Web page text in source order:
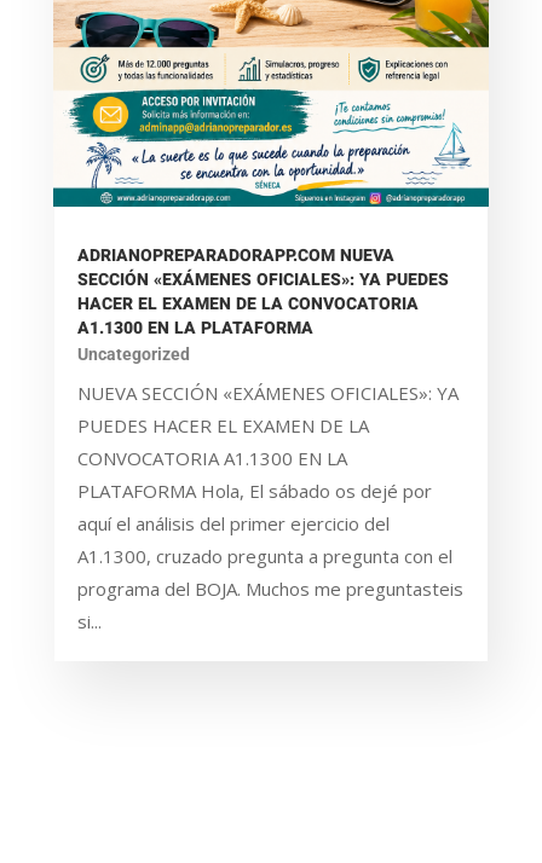
ADRIANOPREPARADORAPP.COM NUEVA
SECCIÓN «EXÁMENES OFICIALES»: YA PUEDES
HACER EL EXAMEN DE LA CONVOCATORIA
A1.1300 EN LA PLATAFORMA
Uncategorized
NUEVA SECCIÓN «EXÁMENES OFICIALES»: YA
PUEDES HACER EL EXAMEN DE LA
CONVOCATORIA A1.1300 EN LA
PLATAFORMA Hola, El sábado os dejé por
aquí el análisis del primer ejercicio del
A1.1300, cruzado pregunta a pregunta con el
programa del BOJA. Muchos me preguntasteis
si...